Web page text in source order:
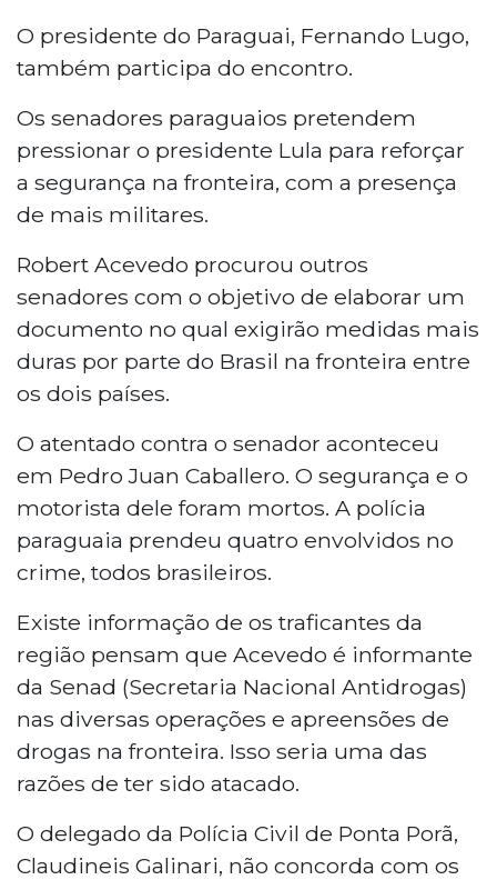
O presidente do Paraguai, Fernando Lugo,
também participa do encontro.
Os senadores paraguaios pretendem
pressionar o presidente Lula para reforçar
a segurança na fronteira, com a presença
de mais militares.
Robert Acevedo procurou outros
senadores com o objetivo de elaborar um
documento no qual exigirão medidas mais
duras por parte do Brasil na fronteira entre
os dois países.
O atentado contra o senador aconteceu
em Pedro Juan Caballero. O segurança e o
motorista dele foram mortos. A polícia
paraguaia prendeu quatro envolvidos no
crime, todos brasileiros.
Existe informação de os traficantes da
região pensam que Acevedo é informante
da Senad (Secretaria Nacional Antidrogas)
nas diversas operações e apreensões de
drogas na fronteira. Isso seria uma das
razões de ter sido atacado.
O delegado da Polícia Civil de Ponta Porã,
Claudineis Galinari, não concorda com os